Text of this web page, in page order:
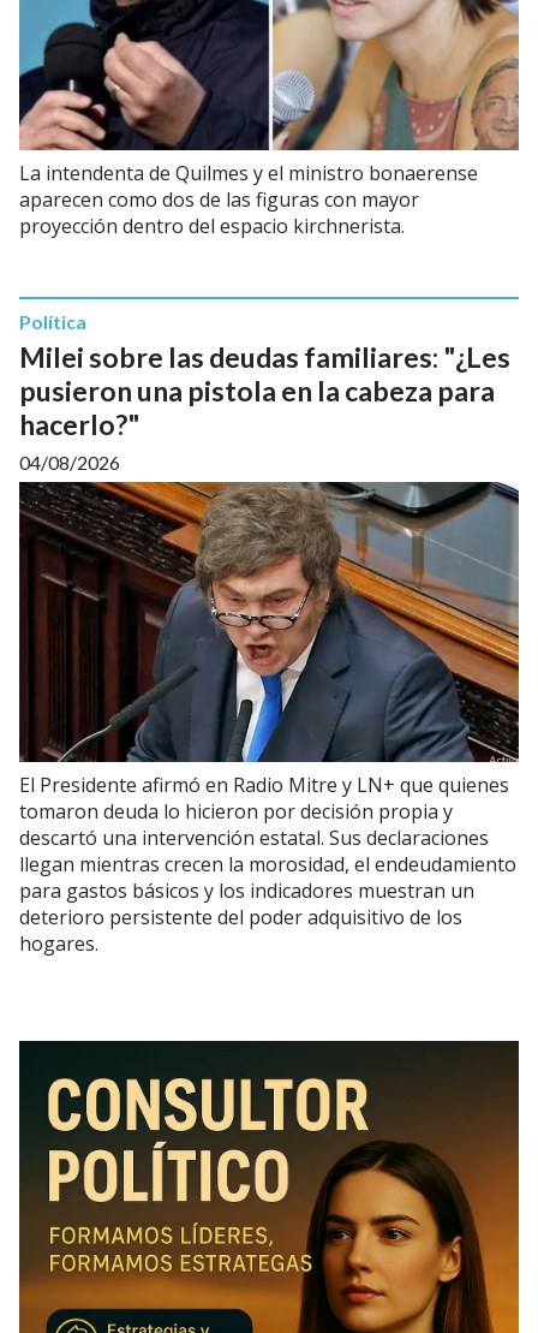
La intendenta de Quilmes y el ministro bonaerense
aparecen como dos de las figuras con mayor
proyección dentro del espacio kirchnerista.
Milei sobre las deudas familiares: "¿Les
pusieron una pistola en la cabeza para
hacerlo?"
Política
04/08/2026
El Presidente afirmó en Radio Mitre y LN+ que quienes
tomaron deuda lo hicieron por decisión propia y
descartó una intervención estatal. Sus declaraciones
llegan mientras crecen la morosidad, el endeudamiento
para gastos básicos y los indicadores muestran un
deterioro persistente del poder adquisitivo de los
hogares.